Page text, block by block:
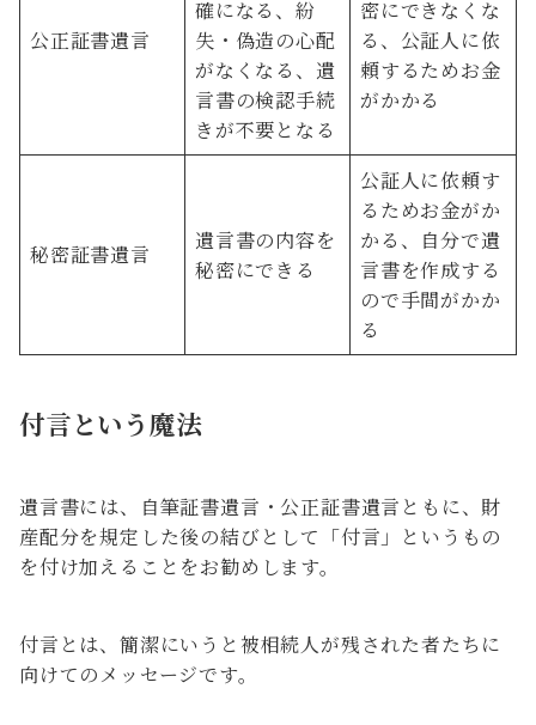
公正証書遺言
確になる、紛
失・偽造の心配
がなくなる、遺
言書の検認手続
きが不要となる
密にできなくな
る、公証人に依
頼するためお金
がかかる
秘密証書遺言
遺言書の内容を
秘密にできる
公証人に依頼す
るためお金がか
かる、自分で遺
言書を作成する
ので手間がかか
る
付言という魔法
遺言書には、自筆証書遺言・公正証書遺言ともに、財
産配分を規定した後の結びとして「付言」というもの
を付け加えることをお勧めします。
付言とは、簡潔にいうと被相続人が残された者たちに
向けてのメッセージです。